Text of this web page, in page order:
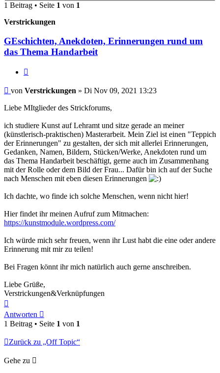
1 Beitrag • Seite 1 von 1
Verstrickungen
GEschichten, Anekdoten, Erinnerungen rund um
das Thema Handarbeit
Beitrag
von Verstrickungen » Di Nov 09, 2021 13:23
Liebe MItglieder des Strickforums,
ich studiere Kunst auf Lehramt und sitze gerade an meiner
(künstlerisch-praktischen) Masterarbeit. Mein Ziel ist einen "Teppich
der Erinnerungen" zu gestalten, der sich mit allerlei Erinnerungen,
Gedanken, Namen, Bildern, Stücken/Werke, Anekdoten rund um
das Thema Handarbeit beschäftigt, gerne auch im Zusammenhang
mit der Rolle oder dem Bild der Frau... Dafür bin ich auf der Suche
nach Menschen mit eben diesen Erinnerungen
Ich dachte, wo finde ich solche Menschen, wenn nicht hier!
Hier findet ihr meinen Aufruf zum Mitmachen:
https://kunstmodule.wordpress.com/
Ich würde mich sehr freuen, wenn ihr Lust habt die eine oder andere
Erinnerung mit mir zu teilen!
Bei Fragen könnt ihr mich natürlich auch gerne anschreiben.
Liebe Grüße,
Verstrickungen&Verknüpfungen
oben
Antworten
1 Beitrag • Seite 1 von 1
Zurück zu „Off Topic“
Gehe zu